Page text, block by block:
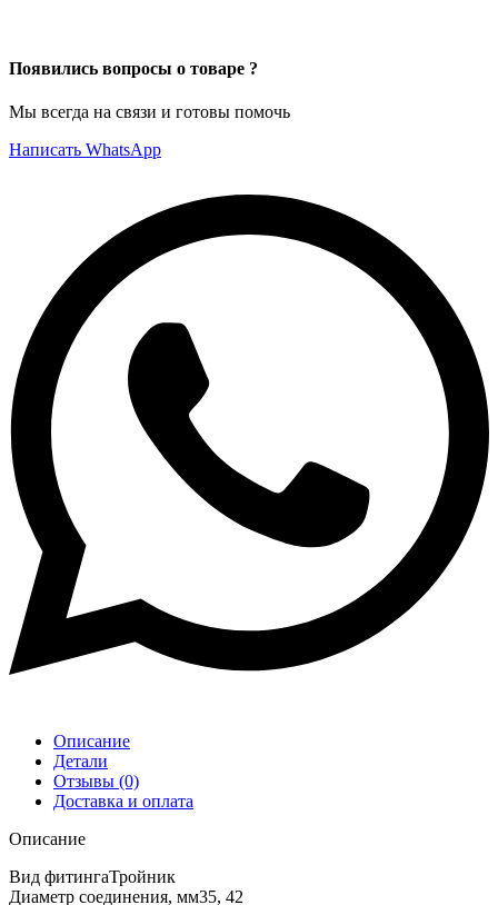
Появились вопросы о товаре ?
Мы всегда на связи и готовы помочь
Написать WhatsApp
Описание
Детали
Отзывы (0)
Доставка и оплата
Описание
Вид фитингаТройник
Диаметр соединения, мм35, 42